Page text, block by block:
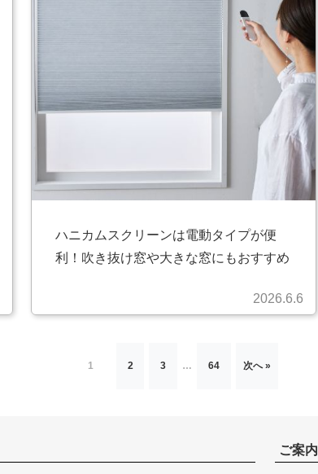
ハニカムスクリーンは電動タイプが便
利！吹き抜け窓や大きな窓にもおすすめ
2026.6.6
1 2 3 … 64 次へ »
ご案内